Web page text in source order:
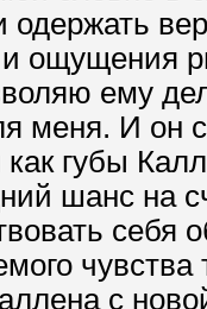
одержать
ощущения
ему
меня. И он
губы
шанс на
себя
чувства
с